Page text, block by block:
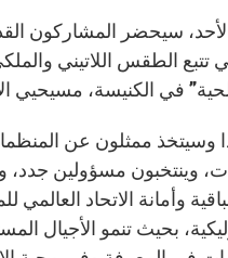
الأحد، سيحضر المشاركون
تتبع الطقس اللاتيني
وسيتخذ ممثلون عن
وينتخبون مسؤولين
وأمانة الاتحاد العالمي
بحيث تنمو الأجيال